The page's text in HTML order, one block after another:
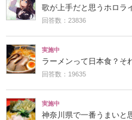
歌が上手だと思うホロラ
回答数：23836
実施中
ラーメンって日本食？そ
回答数：19635
実施中
神奈川県で一番うまいと